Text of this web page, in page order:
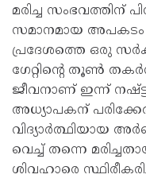
മരിച്ച സംഭവത്തിന്
സമാനമായ അപകടം
പ്രദേശത്തെ ഒരു
ഗേറ്റിന്റെ തൂൺ
ജീവനാണ് ഇന്ന്
അധ്യാപകന്
വിദ്യാർത്ഥിയായ
വെച്ച് തന്നെ
ശിവഹാരെ